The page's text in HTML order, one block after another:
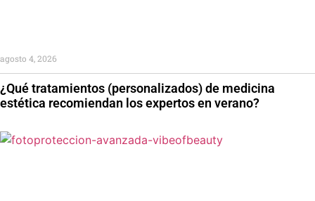
¿Qué tratamientos (personalizados) de medicina
estética recomiendan los expertos en verano?
agosto 4, 2026